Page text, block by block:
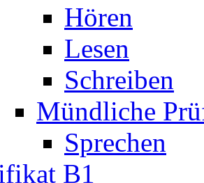
Hören
Lesen
Schreiben
Mündliche
Sprechen
B1